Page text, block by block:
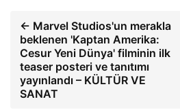
← Marvel Studios'un merakla
beklenen 'Kaptan Amerika:
Cesur Yeni Dünya' filminin ilk
teaser posteri ve tanıtımı
yayınlandı – KÜLTÜR VE
SANAT